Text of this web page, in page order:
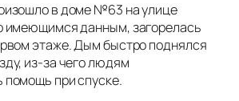
в доме №63 на улице
имеющимся данным, загорелась
этаже. Дым быстро поднялся
из-за чего людям
помощь при спуске.